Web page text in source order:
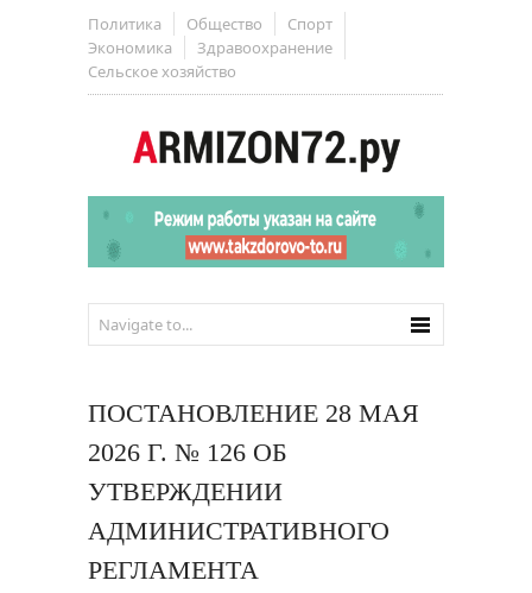
Политика Общество
Спорт
Экономика
Здравоохранение
Сельское хозяйство
ПОСТАНОВЛЕНИЕ 28 МАЯ
2026 Г. № 126 ОБ
УТВЕРЖДЕНИИ
АДМИНИСТРАТИВНОГО
РЕГЛАМЕНТА